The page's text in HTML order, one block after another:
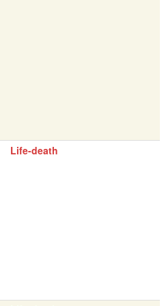
Life-death